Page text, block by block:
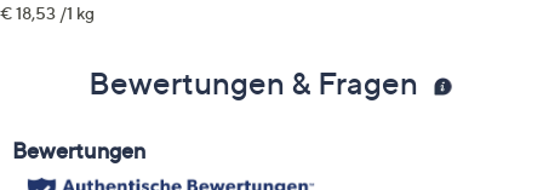
€ 18,53 /1 kg
Bewertungen & Fragen